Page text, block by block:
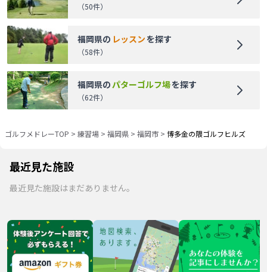
（50件）
福岡県の レッスンを探す
（58件）
福岡県の パターゴルフ場を探す
（62件）
ゴルフメドレーTOP > 練習場 > 福岡県 > 福岡市 > 博多金の隈ゴルフヒルズ
最近見た施設
最近見た施設はまだありません。